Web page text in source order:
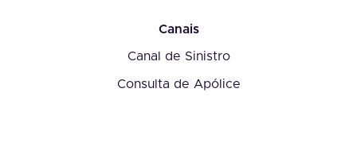
Canais
Canal de Sinistro
Consulta de Apólice